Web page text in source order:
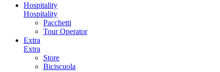
Hospitality
Hospitality
Pacchetti
Tour Operator
Extra
Extra
Store
Biciscuola